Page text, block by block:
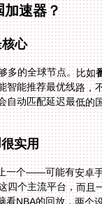
加速器？
心
多的全球节点。比如
自动匹配延迟最低的
实用
一个——可能有安卓